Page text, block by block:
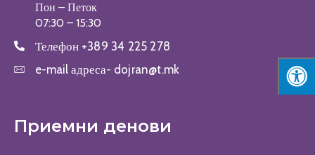
Пон – Петок
07:30 – 15:30
Телефон +389 34 225 278
e-mail адреса- dojran@t.mk
Приемни денови